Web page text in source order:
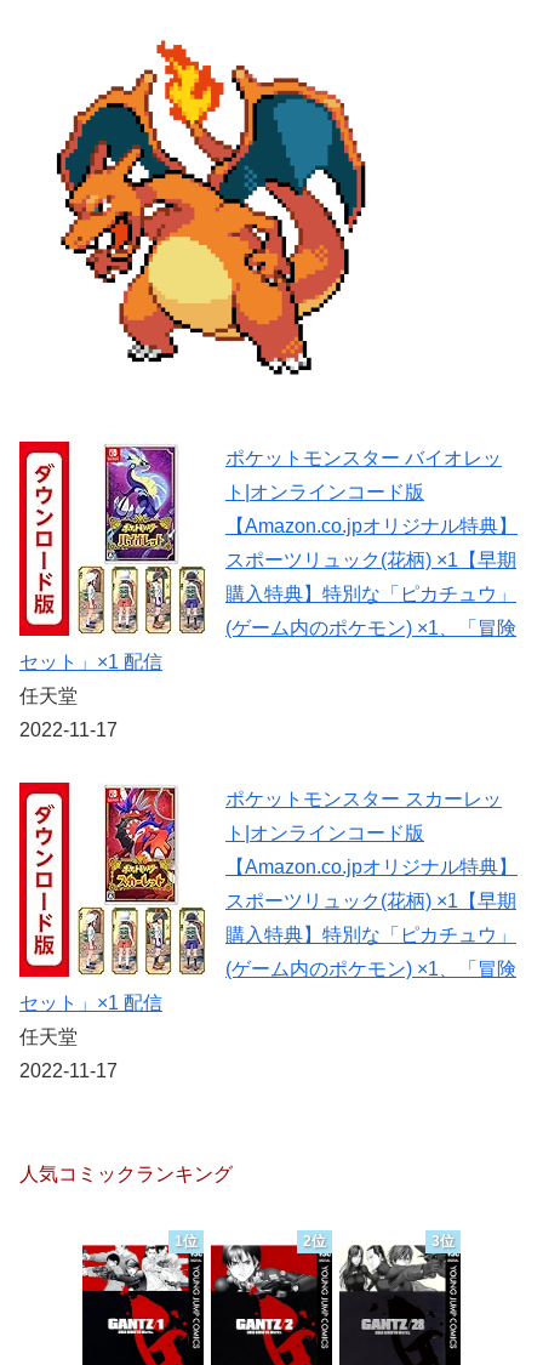
ポケットモンスター バイオレッ
ト|オンラインコード版
【Amazon.co.jpオリジナル特典】
スポーツリュック(花柄) ×1【早期
購入特典】特別な「ピカチュウ」
(ゲーム内のポケモン) ×1、「冒険
セット」×1 配信
任天堂
2022-11-17
ポケットモンスター スカーレッ
ト|オンラインコード版
【Amazon.co.jpオリジナル特典】
スポーツリュック(花柄) ×1【早期
購入特典】特別な「ピカチュウ」
(ゲーム内のポケモン) ×1、「冒険
セット」×1 配信
任天堂
2022-11-17
人気コミックランキング
1位 2位 3位